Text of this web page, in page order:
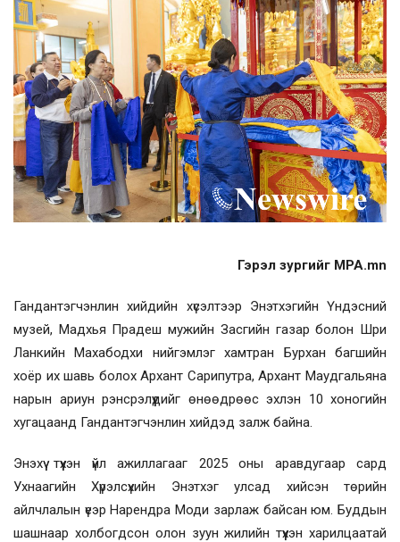
Гэрэл зургийг MPA.mn
Гандантэгчэнлин хийдийн хүсэлтээр Энэтхэгийн Үндэсний
музей, Мадхья Прадеш мужийн Засгийн газар болон Шри
Ланкийн Махабодхи нийгэмлэг хамтран Бурхан багшийн
хоёр их шавь болох Архант Сарипутра, Архант Маудгальяна
нарын ариун рэнсрэлүүдийг өнөөдрөөс эхлэн 10 хоногийн
хугацаанд Гандантэгчэнлин хийдэд залж байна.
Энэхүү түүхэн үйл ажиллагааг 2025 оны аравдугаар сард
Ухнаагийн Хүрэлсүхийн Энэтхэг улсад хийсэн төрийн
айлчлалын үеэр Нарендра Моди зарлаж байсан юм. Буддын
шашнаар холбогдсон олон зуун жилийн түүхэн харилцаатай